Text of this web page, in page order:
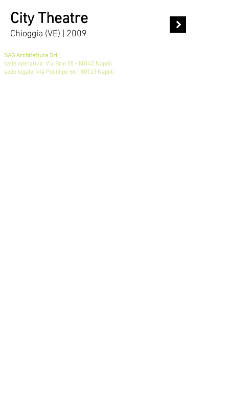
City Theatre
Chioggia (VE) | 2009
SAG Architettura Srl
sede operativa: Via Brin 55 - 80142 Napoli
sede legale: Via Posillipo 66 - 80123 Napoli